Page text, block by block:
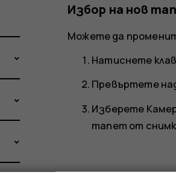
Избор на нов
Можете да
Натиснете
Превъртете
Изберете
тапет от